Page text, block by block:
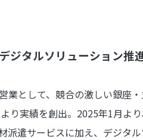
ジタルソリューション推
業として、競合の激しい銀座
り実績を創出。2025年1月よ
派遣サービスに加え、デジタ